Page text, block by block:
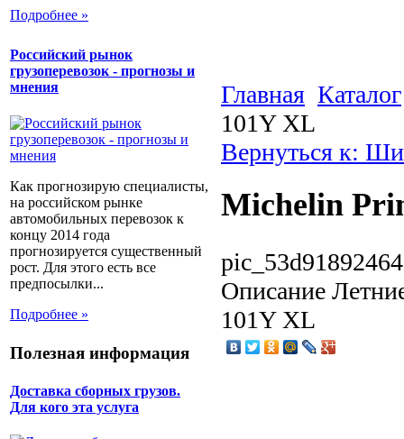
Подробнее »
Российский рынок
грузоперевозок - прогнозы и
мнения
Как прогнозирую специалисты,
на российском рынке
автомобильных перевозок к
концу 2014 года
прогнозируется существенный
рост. Для этого есть все
предпосылки...
Подробнее »
Полезная информация
Доставка сборных грузов.
Для кого эта услуга
Главная Каталог
101Y XL
Вернуться к:
Michelin
Описание
101Y XL